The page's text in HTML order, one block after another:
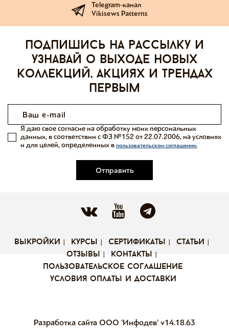
Telegram-канал
Vikisews Patterns
Подпишись на рассылку и
узнавай о выходе новых
коллекций, акциях и трендах
первым
Отправить
Я даю свое согласие на обработку моих персональных
данных, в соответствии с ФЗ №152 от 22.07.2006, на условиях
и для целей, определенных в пользовательском соглашении.
выкройки курсы сертификаты
статьи
отзывы
контакты
пользовательское соглашение
условия оплаты и доставки
Разработка сайта ООО 'Инфодев' v14.18.63